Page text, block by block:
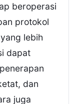
beroperasi
protokol
lebih
dapat
dan
juga